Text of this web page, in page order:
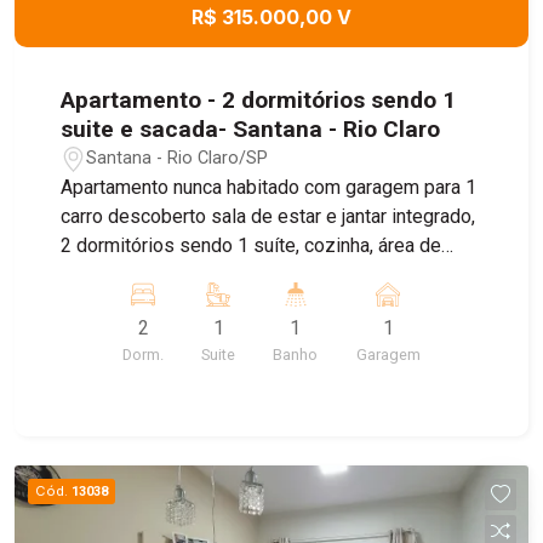
R$ 315.000,00 V
Apartamento - 2 dormitórios sendo 1
suite e sacada- Santana - Rio Claro
Santana - Rio Claro/SP
Apartamento nunca habitado com garagem para 1
carro descoberto sala de estar e jantar integrado,
2 dormitórios sendo 1 suíte, cozinha, área de
sacada. Sol da Manha
2
Dorm.
1
Suite
1
Banho
1
Garagem
Cód. 13038